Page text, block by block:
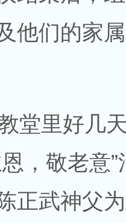
他们的家
堂里好几
，敬老意
正武神父